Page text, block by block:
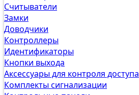
Считыватели
Замки
Доводчики
Контроллеры
Идентификаторы
Кнопки выхода
Аксессуары для контроля доступа
Комплекты сигнализации